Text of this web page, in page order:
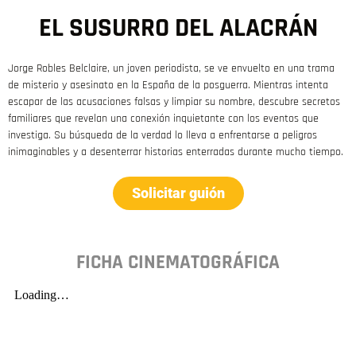
EL SUSURRO DEL ALACRÁN
Jorge Robles Belclaire, un joven periodista, se ve envuelto en una trama
de misterio y asesinato en la España de la posguerra. Mientras intenta
escapar de las acusaciones falsas y limpiar su nombre, descubre secretos
familiares que revelan una conexión inquietante con los eventos que
investiga. Su búsqueda de la verdad lo lleva a enfrentarse a peligros
inimaginables y a desenterrar historias enterradas durante mucho tiempo.
Solicitar guión
FICHA CINEMATOGRÁFICA